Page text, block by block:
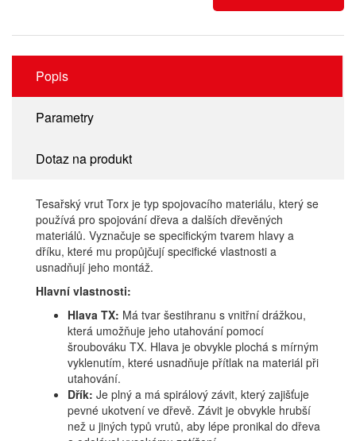
Popis
Parametry
Dotaz na produkt
Tesařský vrut Torx je typ spojovacího materiálu, který se
používá pro spojování dřeva a dalších dřevěných
materiálů. Vyznačuje se specifickým tvarem hlavy a
dříku, které mu propůjčují specifické vlastnosti a
usnadňují jeho montáž.
Hlavní vlastnosti:
Hlava TX: Má tvar šestihranu s vnitřní drážkou,
která umožňuje jeho utahování pomocí
šroubováku TX. Hlava je obvykle plochá s mírným
vyklenutím, které usnadňuje přítlak na materiál při
utahování.
Dřík: Je plný a má spirálový závit, který zajišťuje
pevné ukotvení ve dřevě. Závit je obvykle hrubší
než u jiných typů vrutů, aby lépe pronikal do dřeva